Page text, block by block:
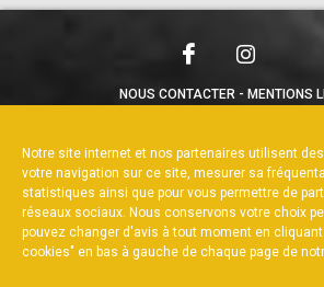
Notre site internet et nos partenaires utilisent
votre navigation sur ce site, mesurer sa
statistiques ainsi que pour vous permettre de
réseaux sociaux. Nous conservons votre choix
pouvez changer d'avis à tout moment en
cookies" en bas à gauche de chaque page de
NOUS CONTACTER
MENTIONS
RÉALISÉ PAR L’AGENCE WEB